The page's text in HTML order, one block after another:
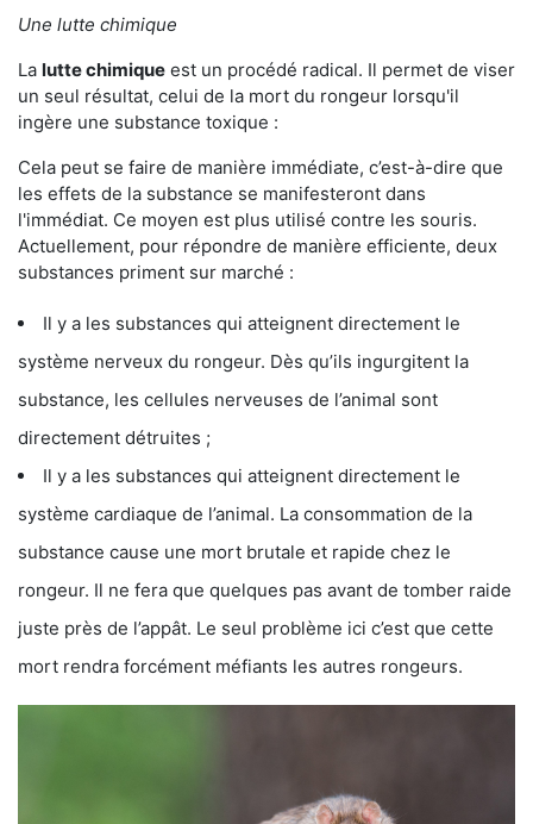
Une lutte chimique
La lutte chimique est un procédé radical. Il permet de viser
un seul résultat, celui de la mort du rongeur lorsqu'il
ingère une substance toxique :
Cela peut se faire de manière immédiate, c’est-à-dire que
les effets de la substance se manifesteront dans
l'immédiat. Ce moyen est plus utilisé contre les souris.
Actuellement, pour répondre de manière efficiente, deux
substances priment sur marché :
Il y a les substances qui atteignent directement le
système nerveux du rongeur. Dès qu’ils ingurgitent la
substance, les cellules nerveuses de l’animal sont
directement détruites ;
Il y a les substances qui atteignent directement le
système cardiaque de l’animal. La consommation de la
substance cause une mort brutale et rapide chez le
rongeur. Il ne fera que quelques pas avant de tomber raide
juste près de l’appât. Le seul problème ici c’est que cette
mort rendra forcément méfiants les autres rongeurs.